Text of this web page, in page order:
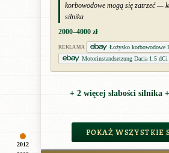
2012
korbowodowe mogą się zatrzeć —
silnika
2000–4000 zł
REKLAMA
Łożysko korbowodowe
Motorinstandsetzung Dacia 1.5
+ 2 więcej słabości silnika
POKAŻ WSZYSTKIE